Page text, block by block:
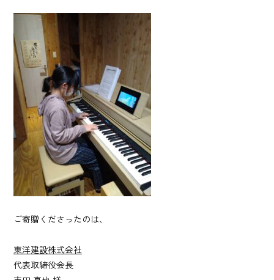
ご寄贈くださったのは、
東洋建設株式会社
代表取締役会長